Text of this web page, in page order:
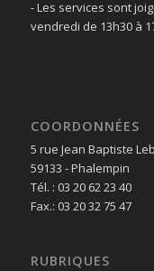
- Les services sont
vendredi de 13h30 à
COORDONNÉES
5 rue Jean Baptiste
59133 - Phalempin
Tél. : 03 20 62 23 40
Fax.: 03 20 32 75 47
RUBRIQUES